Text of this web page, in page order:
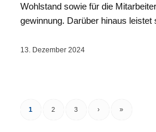
Wohlstand sowie für die
gewinnung. Darüber hinaus
13. Dezember 2024
1 2 3 › »